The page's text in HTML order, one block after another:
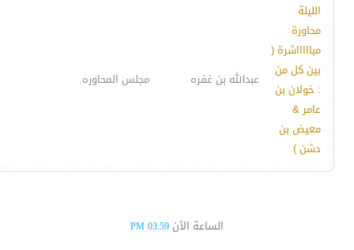
الليلة
محاورة
مباااااشرة (
بين كل من
: خولان بن
عامر &
معيض بن
دشن )
عبدالله بن غفره مجلس المحاوره
الساعة الآن 03:59 PM